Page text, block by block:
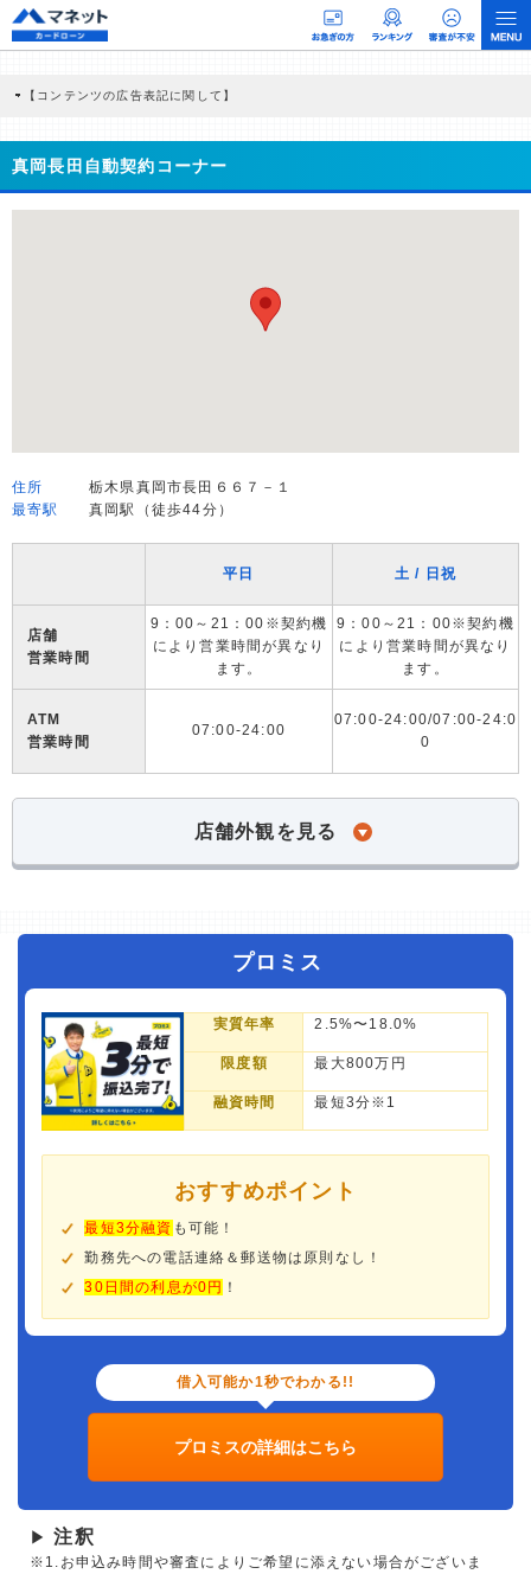
【コンテンツの広告表記に関して】
商品を根拠なくPRするものではなく、当編集部の調査／ユーザーへの口コミ収集な
どに基づき、公平性を担保した情報提供を行っています。
>提携企業一覧
真岡長田自動契約コーナー
住所
栃木県真岡市長田６６７－１
最寄駅
真岡駅（徒歩44分）
平日 土 / 日祝
店舗
営業時間
9：00～21：00※契約機
により営業時間が異なり
ます。
9：00～21：00※契約機
により営業時間が異なり
ます。
ATM
営業時間
07:00-24:00
07:00-24:00/07:00-24:0
0
店舗外観を見る
プロミス
実質年率 2.5%〜18.0%
限度額 最大800万円
融資時間 最短3分※1
おすすめポイント
最短3分融資 も可能！
勤務先への電話連絡＆郵送物は原則なし！
30日間の利息が0円 ！
借入可能か1秒でわかる!!
プロミスの詳細はこちら
▶ 注釈
※1.お申込み時間や審査によりご希望に添えない場合がございま